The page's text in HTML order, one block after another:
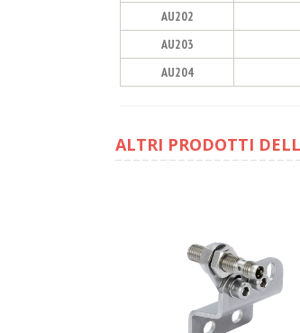
AU202
AU203
AU204
ALTRI PRODOTTI